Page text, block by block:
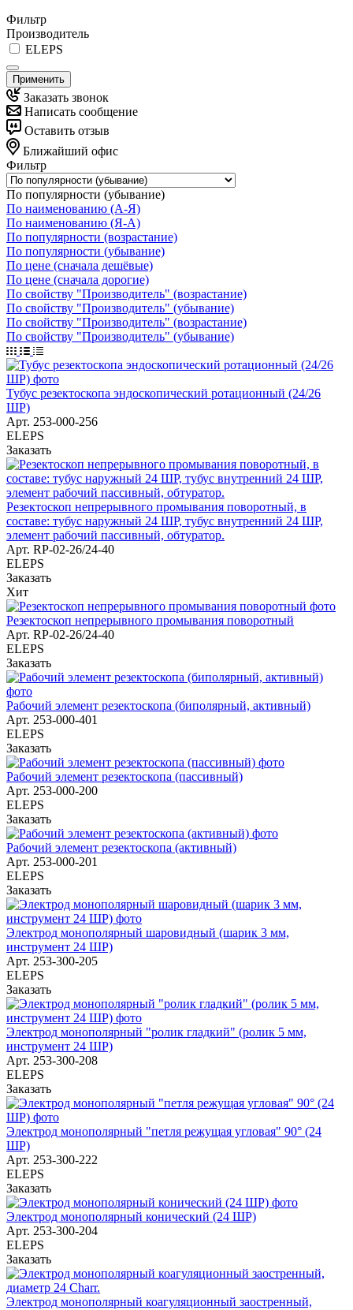
Фильтр
Производитель
ELEPS
Применить
Заказать звонок
Написать сообщение
Оставить отзыв
Ближайший офис
Фильтр
По популярности (убывание)
По наименованию (А-Я)
По наименованию (Я-А)
По популярности (возрастание)
По популярности (убывание)
По цене (сначала дешёвые)
По цене (сначала дорогие)
По свойству "Производитель" (возрастание)
По свойству "Производитель" (убывание)
По свойству "Производитель" (возрастание)
По свойству "Производитель" (убывание)
Тубус резектоскопа эндоскопический ротационный (24/26
ШР)
Арт. 253-000-256
ELEPS
Заказать
Резектоскоп непрерывного промывания поворотный, в
составе: тубус наружный 24 ШР, тубус внутренний 24 ШР,
элемент рабочий пассивный, обтуратор.
Арт. RP-02-26/24-40
ELEPS
Заказать
Хит
Резектоскоп непрерывного промывания поворотный
Арт. RP-02-26/24-40
ELEPS
Заказать
Рабочий элемент резектоскопа (биполярный, активный)
Арт. 253-000-401
ELEPS
Заказать
Рабочий элемент резектоскопа (пассивный)
Арт. 253-000-200
ELEPS
Заказать
Рабочий элемент резектоскопа (активный)
Арт. 253-000-201
ELEPS
Заказать
Электрод монополярный шаровидный (шарик 3 мм,
инструмент 24 ШР)
Арт. 253-300-205
ELEPS
Заказать
Электрод монополярный "ролик гладкий" (ролик 5 мм,
инструмент 24 ШР)
Арт. 253-300-208
ELEPS
Заказать
Электрод монополярный "петля режущая угловая" 90° (24
ШР)
Арт. 253-300-222
ELEPS
Заказать
Электрод монополярный конический (24 ШР)
Арт. 253-300-204
ELEPS
Заказать
Электрод монополярный коагуляционный заостренный,